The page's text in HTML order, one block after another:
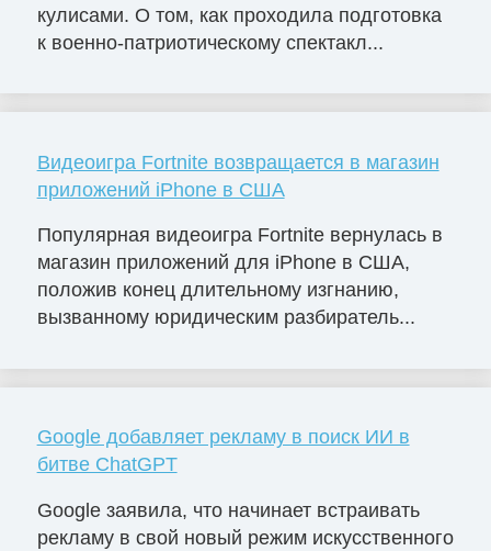
кулисами. О том, как проходила подготовка
к военно-патриотическому спектакл...
Видеоигра Fortnite возвращается в магазин
приложений iPhone в США
Популярная видеоигра Fortnite вернулась в
магазин приложений для iPhone в США,
положив конец длительному изгнанию,
вызванному юридическим разбиратель...
Google добавляет рекламу в поиск ИИ в
битве ChatGPT
Google заявила, что начинает встраивать
рекламу в свой новый режим искусственного